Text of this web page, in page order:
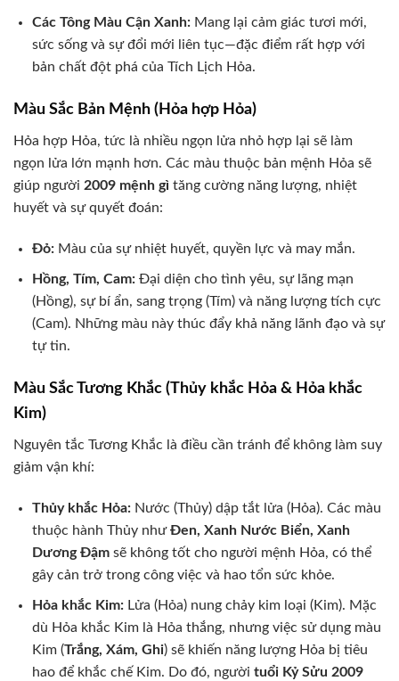
Các Tông Màu Cận Xanh:Mang lại cảm giác tươi mới,
sức sống và sự đổi mới liên tục—đặc điểm rất hợp với
bản chất đột phá của Tích Lịch Hỏa.
Màu Sắc Bản Mệnh (Hỏa hợp Hỏa)
Hỏa hợp Hỏa, tức là nhiều ngọn lửa nhỏ hợp lại sẽ làm
ngọn lửa lớn mạnh hơn. Các màu thuộc bản mệnh Hỏa sẽ
giúp người 2009 mệnh gì tăng cường năng lượng, nhiệt
huyết và sự quyết đoán:
Đỏ:Màu của sự nhiệt huyết, quyền lực và may mắn.
Hồng, Tím, Cam:Đại diện cho tình yêu, sự lãng mạn
(Hồng), sự bí ẩn, sang trọng (Tím) và năng lượng tích cực
(Cam). Những màu này thúc đẩy khả năng lãnh đạo và sự
tự tin.
Màu Sắc Tương Khắc (Thủy khắc Hỏa & Hỏa khắc
Kim)
Nguyên tắc Tương Khắc là điều cần tránh để không làm suy
giảm vận khí:
Thủy khắc Hỏa:Nước (Thủy) dập tắt lửa (Hỏa). Các màu
thuộc hành Thủy nhưĐen, Xanh Nước Biển, Xanh
Dương Đậmsẽ không tốt cho người mệnh Hỏa, có thể
gây cản trở trong công việc và hao tổn sức khỏe.
Hỏa khắc Kim:Lửa (Hỏa) nung chảy kim loại (Kim). Mặc
dù Hỏa khắc Kim là Hỏa thắng, nhưng việc sử dụng màu
Kim (Trắng, Xám, Ghi) sẽ khiến năng lượng Hỏa bị tiêu
hao để khắc chế Kim. Do đó, người tuổi Kỷ Sửu 2009